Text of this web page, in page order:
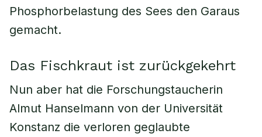
Phosphorbelastung des Sees den Garaus
gemacht.
Das Fischkraut ist zurückgekehrt
Nun aber hat die Forschungstaucherin
Almut Hanselmann von der Universität
Konstanz die verloren geglaubte